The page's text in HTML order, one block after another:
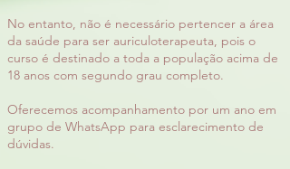
No entanto, não é necessário pertencer a área
da saúde para ser auriculoterapeuta, pois o
curso é destinado a toda a população acima de
18 anos com segundo grau completo.
Oferecemos acompanhamento por um ano em
grupo de WhatsApp para esclarecimento de
dúvidas.